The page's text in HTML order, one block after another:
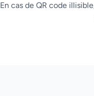
En cas de QR code